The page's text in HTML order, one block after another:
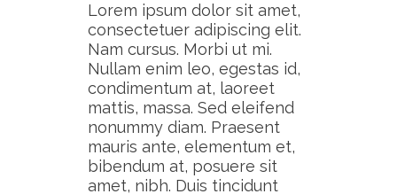
Lorem ipsum dolor sit amet,
consectetuer adipiscing elit.
Nam cursus. Morbi ut mi.
Nullam enim leo, egestas id,
condimentum at, laoreet
mattis, massa. Sed eleifend
nonummy diam. Praesent
mauris ante, elementum et,
bibendum at, posuere sit
amet, nibh. Duis tincidunt